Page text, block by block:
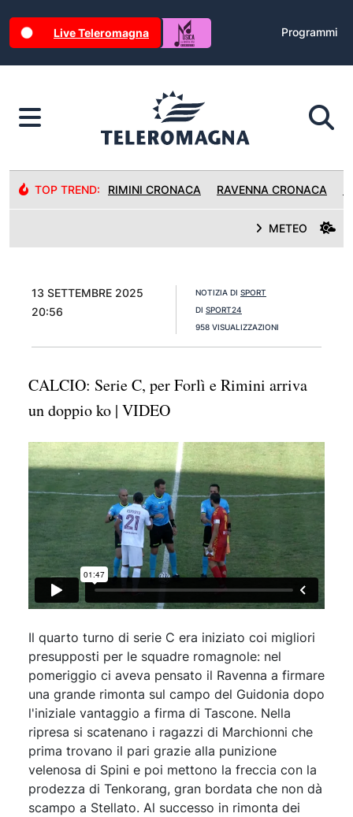
Live Teleromagna Programmi
TOP TREND: RIMINI CRONACA RAVENNA CRONACA
METEO
13 SETTEMBRE 2025
20:56
NOTIZIA DI SPORT
DI SPORT24
958 VISUALIZZAZIONI
CALCIO: Serie C, per Forlì e Rimini arriva
un doppio ko | VIDEO
Il quarto turno di serie C era iniziato coi migliori
presupposti per le squadre romagnole: nel
pomeriggio ci aveva pensato il Ravenna a firmare
una grande rimonta sul campo del Guidonia dopo
l'iniziale vantaggio a firma di Tascone. Nella
ripresa si scatenano i ragazzi di Marchionni che
prima trovano il pari grazie alla punizione
velenosa di Spini e poi mettono la freccia con la
prodezza di Tenkorang, gran bordata che non dà
scampo a Stellato. Al successo in rimonta dei